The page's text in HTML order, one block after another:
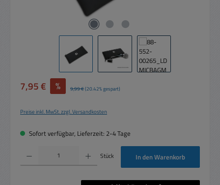
Verkaufspreis:
7,95 € % Regulärer Preis:
9,99 €(20.42% gespart)
Preise inkl. MwSt. zzgl. Versandkosten
Sofort verfügbar, Lieferzeit: 2-4 Tage
Produkt Anzahl: Gib den gewünschten Wert ein oder benutze die Schaltflächen um
Stück In den Warenkorb